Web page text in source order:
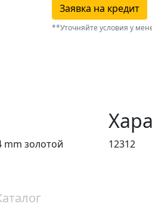
Заявка на кредит
**Уточняйте условия у
mm золотой
12312